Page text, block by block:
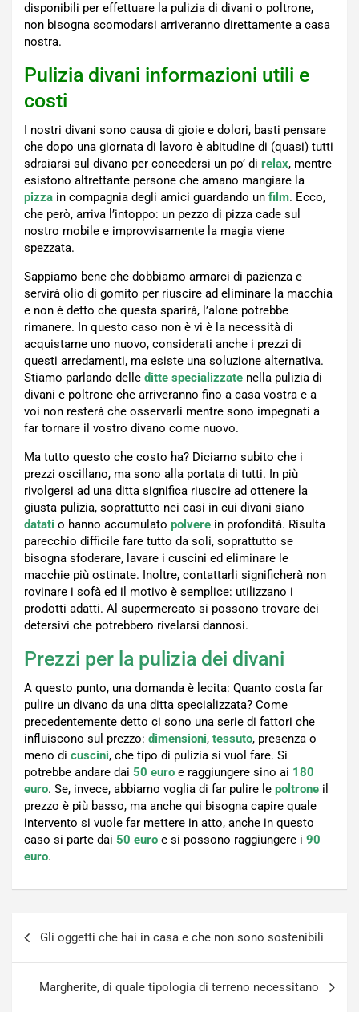
disponibili per effettuare la pulizia di divani o poltrone,
non bisogna scomodarsi arriveranno direttamente a casa
nostra.
Pulizia divani informazioni utili e
costi
I nostri divani sono causa di gioie e dolori, basti pensare
che dopo una giornata di lavoro è abitudine di (quasi) tutti
sdraiarsi sul divano per concedersi un po’ di relax, mentre
esistono altrettante persone che amano mangiare la
pizza in compagnia degli amici guardando un film. Ecco,
che però, arriva l’intoppo: un pezzo di pizza cade sul
nostro mobile e improvvisamente la magia viene
spezzata.
Sappiamo bene che dobbiamo armarci di pazienza e
servirà olio di gomito per riuscire ad eliminare la macchia
e non è detto che questa sparirà, l’alone potrebbe
rimanere. In questo caso non è vi è la necessità di
acquistarne uno nuovo, considerati anche i prezzi di
questi arredamenti, ma esiste una soluzione alternativa.
Stiamo parlando delle ditte specializzate nella pulizia di
divani e poltrone che arriveranno fino a casa vostra e a
voi non resterà che osservarli mentre sono impegnati a
far tornare il vostro divano come nuovo.
Ma tutto questo che costo ha? Diciamo subito che i
prezzi oscillano, ma sono alla portata di tutti. In più
rivolgersi ad una ditta significa riuscire ad ottenere la
giusta pulizia, soprattutto nei casi in cui divani siano
datati o hanno accumulato polvere in profondità. Risulta
parecchio difficile fare tutto da soli, soprattutto se
bisogna sfoderare, lavare i cuscini ed eliminare le
macchie più ostinate. Inoltre, contattarli significherà non
rovinare i sofà ed il motivo è semplice: utilizzano i
prodotti adatti. Al supermercato si possono trovare dei
detersivi che potrebbero rivelarsi dannosi.
Prezzi per la pulizia dei divani
A questo punto, una domanda è lecita: Quanto costa far
pulire un divano da una ditta specializzata? Come
precedentemente detto ci sono una serie di fattori che
influiscono sul prezzo: dimensioni, tessuto, presenza o
meno di cuscini, che tipo di pulizia si vuol fare. Si
potrebbe andare dai 50 euro e raggiungere sino ai 180
euro. Se, invece, abbiamo voglia di far pulire le poltrone il
prezzo è più basso, ma anche qui bisogna capire quale
intervento si vuole far mettere in atto, anche in questo
caso si parte dai 50 euro e si possono raggiungere i 90
euro.
articoli
Gli oggetti che hai in casa e che non sono sostenibili
Margherite, di quale tipologia di terreno necessitano